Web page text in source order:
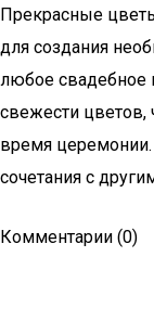
Прекрасные
для создания
любое свадебное
свежести цветов,
время
сочетания с
Комментарии (0)